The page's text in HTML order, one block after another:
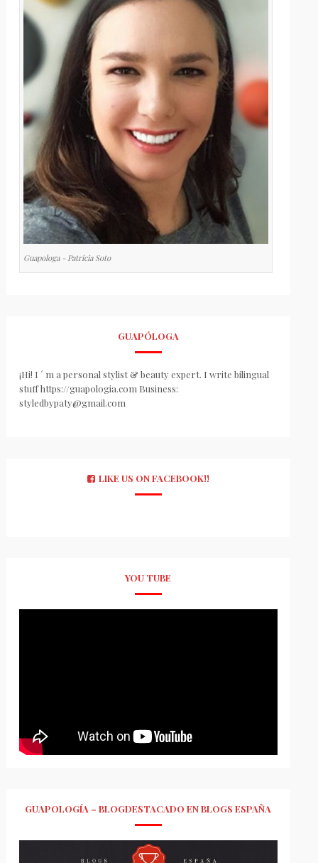
Guapologa - Patricia Soto
GUAPÓLOGA
¡Hi! I ´ m a personal stylist & beauty expert. I write bilingual
stuff https://guapologia.com Business:
styledbypaty@gmail.com
LIKE US ON FACEBOOK!!
YOU TUBE
GUAPOLOGÍA – BLOGDESTACADO EN BLOGS ESPAÑA